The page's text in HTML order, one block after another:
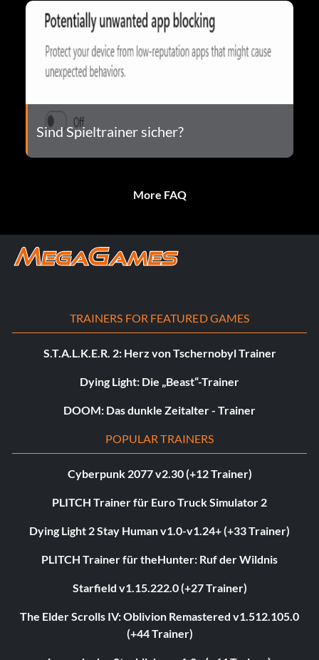
Sind Spieltrainer sicher?
More FAQ
TRAINERS FOR FEATURED GAMES
S.T.A.L.K.E.R. 2: Herz von Tschernobyl Trainer
Dying Light: Die „Beast“-Trainer
DOOM: Das dunkle Zeitalter - Trainer
POPULAR TRAINERS
Cyberpunk 2077 v2.30 (+12 Trainer)
PLITCH Trainer für Euro Truck Simulator 2
Dying Light 2 Stay Human v1.0-v1.24+ (+33 Trainer)
PLITCH Trainer für theHunter: Ruf der Wildnis
Starfield v1.15.222.0 (+27 Trainer)
The Elder Scrolls IV: Oblivion Remastered v1.512.105.0
(+44 Trainer)